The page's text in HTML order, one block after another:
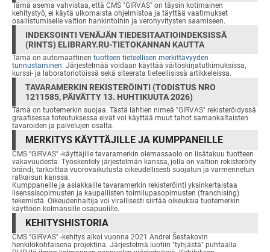
Tämä asema vahvistaa, että CMS "GIRVAS" on täysin kotimainen
kehitystyö, ei käytä ulkomaista ohjelmistoa ja täyttää vaatimukset
osallistumiselle valtion hankintoihin ja verohyvitysten saamiseen.
INDEKSOINTI VENÄJÄN TIEDESITAATIOINDEKSISSÄ
(RINTS) ELIBRARY.RU-TIETOKANNAN KAUTTA
Tämä on automaattinen tuotteen tieteellisen merkittävyyden
tunnustaminen. Järjestelmää voidaan käyttää väitöskirjatutkimuksissa,
kurssi- ja laboratoriotöissä sekä siteerata tieteellisissä artikkeleissa.
TAVARAMERKIN REKISTERÖINTI (TODISTUS NRO
1211585, PÄIVÄTTY 13. HUHTIKUUTA 2026)
Tämä on tuotemerkin suojaa. Tästä lähtien nimeä "GIRVAS" rekisteröidyssä
graafisessa toteutuksessa eivät voi käyttää muut tahot samankaltaisten
tavaroiden ja palvelujen osalta.
MERKITYS KÄYTTÄJILLE JA KUMPPANEILLE
CMS "GIRVAS" -käyttäjille tavaramerkin olemassaolo on lisätakuu tuotteen
vakavuudesta. Työskentely järjestelmän kanssa, jolla on valtion rekisteröity
brändi, tarkoittaa vuorovaikutusta oikeudellisesti suojatun ja varmennetun
ratkaisun kanssa.
Kumppaneille ja asiakkaille tavaramerkin rekisteröinti yksinkertaistaa
lisenssisopimusten ja kaupallisten toimilupasopimusten (franchising)
tekemistä. Oikeudenhaltija voi virallisesti siirtää oikeuksia tuotemerkin
käyttöön kolmansille osapuolille.
KEHITYSHISTORIA
CMS "GIRVAS" -kehitys alkoi vuonna 2021 Andrei Šestakovin
henkilökohtaisena projektina. Järjestelmä luotiin "tyhjästä" puhtaalla